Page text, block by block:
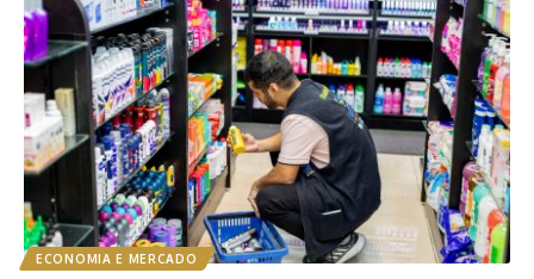
ECONOMIA E MERCADO